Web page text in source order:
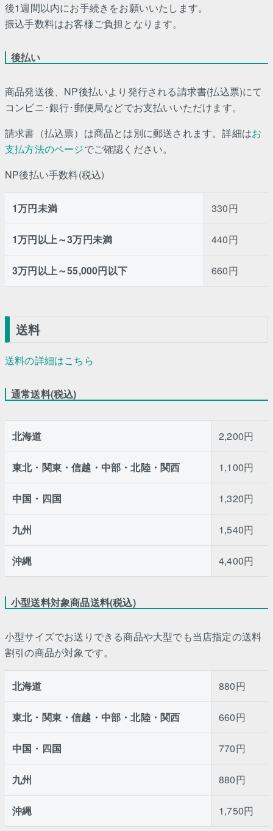
後1週間以内にお手続きをお願いいたします。
振込手数料はお客様ご負担となります。
後払い
商品発送後、NP後払いより発行される請求書(払込票)にて
コンビニ･銀行･郵便局などでお支払いいただけます。
請求書（払込票）は商品とは別に郵送されます。詳細はお
支払方法のページでご確認ください。
NP後払い手数料(税込)
1万円未満 330円
1万円以上～3万円未満 440円
3万円以上～55,000円以下 660円
送料
送料の詳細はこちら
通常送料(税込)
北海道 2,200円
東北・関東・信越・中部・北陸・関西 1,100円
中国・四国 1,320円
九州 1,540円
沖縄 4,400円
小型送料対象商品送料(税込)
小型サイズでお送りできる商品や大型でも当店指定の送料
割引の商品が対象です。
北海道 880円
東北・関東・信越・中部・北陸・関西 660円
中国・四国 770円
九州 880円
沖縄 1,750円